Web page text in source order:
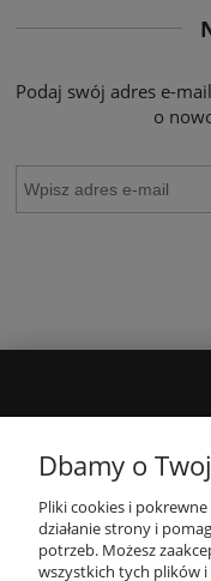
Podaj swój adres e-
o
Dbamy o
Pliki cookies i
działanie strony i
potrzeb. Możesz
wszystkich tych plików